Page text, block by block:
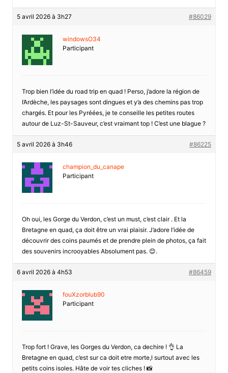
5 avril 2026 à 3h27 #86029
windowsO34
Participant
Trop bien l’idée du road trip en quad ! Perso, j’adore la région de
l’Ardèche, les paysages sont dingues et y’a des chemins pas trop
chargés. Et pour les Pyréées, je te conseille les petites routes
autour de Luz-St-Sauveur, c’est vraimant top ! C’est une blague ?
5 avril 2026 à 3h46 #86225
champion_du_canape
Participant
Oh oui, les Gorge du Verdon, c’est un must, c’est clair . Et la
Bretagne en quad, ça doit être un vrai plaisir. J’adore l’idée de
découvrir des coins paumés et de prendre plein de photos, ça fait
des souvenirs incrooyables Absolument pas. 😊.
6 avril 2026 à 4h53 #86459
fouXzorblub90
Participant
Trop fort ! Grave, les Gorges du Verdon, ca dechire ! 👌 La
Bretagne en quad, c’est sur ca doit etre morte,l surtout avec les
petits coins isoles. Hâte de voir tes cliches ! 📸